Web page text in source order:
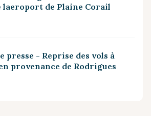
de Plaine Corail
presse - Reprise des vols à
provenance de Rodrigues